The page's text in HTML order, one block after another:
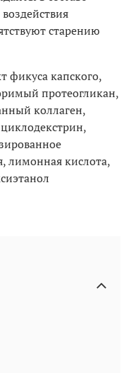
старению
фикуса капского,
протеогликан,
коллаген,
лимонная кислота,